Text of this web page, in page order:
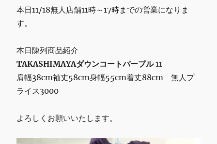
本日11/18無人店舗11時～17時までの営業になりま
す。
本日陳列商品紹介
TAKASHIMAYAダウンコートパープル11
肩幅38cm袖丈58cm身幅55cm着丈88cm 無人プ
ライス3000
よろしくお願いいたします。